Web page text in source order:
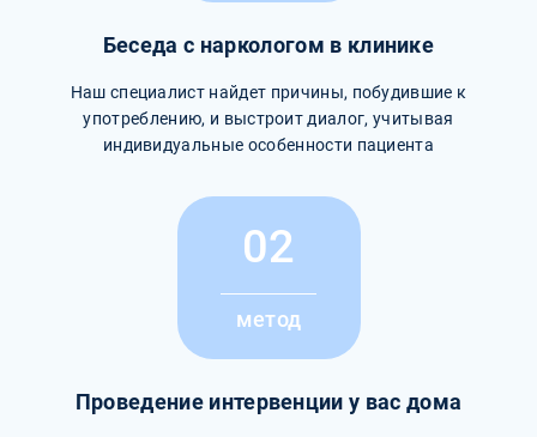
Беседа с наркологом в клинике
Наш специалист найдет причины, побудившие к
употреблению, и выстроит диалог, учитывая
индивидуальные особенности пациента
02
метод
Проведение интервенции у вас дома